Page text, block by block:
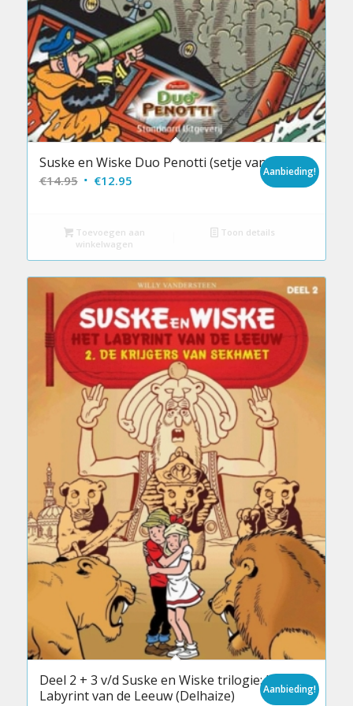
Suske en Wiske Duo Penotti (setje van 3)
€14.95 Oorspronkelijke
€14.95.
€12.95Huidige
€12.95.
Aanbieding!
Toevoegen aan
winkelwagen
Toon details
Deel 2 + 3 v/d Suske en Wiske trilogie: Het
Labyrint van de Leeuw (Delhaize)
Aanbieding!